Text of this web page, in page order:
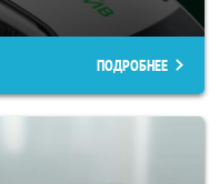
ПОДРОБНЕЕ